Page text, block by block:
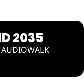
2035
AUDIOWALK